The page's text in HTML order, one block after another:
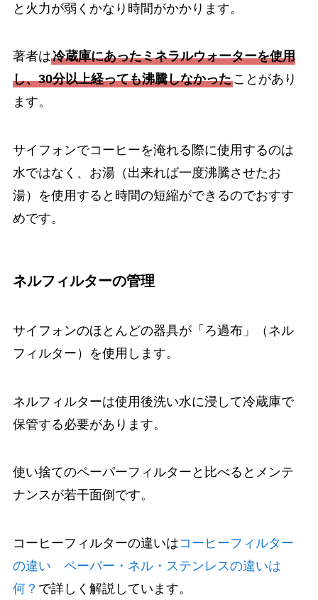
と火力が弱くかなり時間がかかります。
著者は冷蔵庫にあったミネラルウォーターを使用
し、30分以上経っても沸騰しなかったことがあり
ます。
サイフォンでコーヒーを淹れる際に使用するのは
水ではなく、お湯（出来れば一度沸騰させたお
湯）を使用すると時間の短縮ができるのでおすす
めです。
ネルフィルターの管理
サイフォンのほとんどの器具が「ろ過布」（ネル
フィルター）を使用します。
ネルフィルターは使用後洗い水に浸して冷蔵庫で
保管する必要があります。
使い捨てのペーパーフィルターと比べるとメンテ
ナンスが若干面倒です。
コーヒーフィルターの違いはコーヒーフィルター
の違い ペーパー・ネル・ステンレスの違いは
何？ で詳しく解説しています。